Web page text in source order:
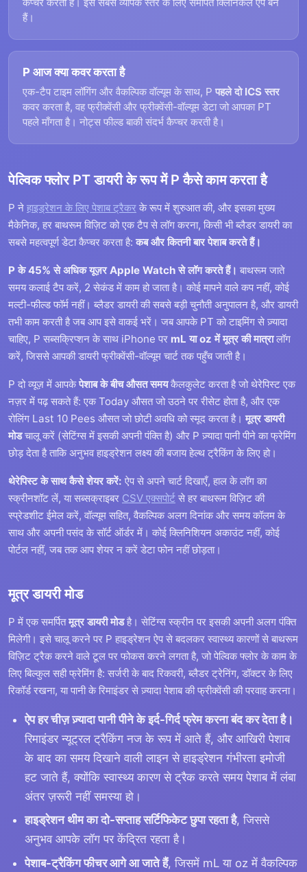
हैं।
P आज क्या कवर करता है
एक-टैप टाइम लॉगिंग और वैकल्पिक वॉल्यूम के साथ, P पहले दो ICS स्तर
कवर करता है, वह फ्रीक्वेंसी और फ्रीक्वेंसी-वॉल्यूम डेटा जो आपका PT
पहले माँगता है। नोट्स फील्ड बाकी संदर्भ कैप्चर करती है।
पेल्विक फ्लोर PT डायरी के रूप में P कैसे काम करता है
P ने हाइड्रेशन के लिए पेशाब ट्रैकर के रूप में शुरुआत की, और इसका मुख्य
मैकेनिक, हर बाथरूम विज़िट को एक टैप से लॉग करना, किसी भी ब्लैडर डायरी का
सबसे महत्वपूर्ण डेटा कैप्चर करता है: कब और कितनी बार पेशाब करते हैं।
P के 45% से अधिक यूज़र Apple Watch से लॉग करते हैं। बाथरूम जाते
समय कलाई टैप करें, 2 सेकंड में काम हो जाता है। कोई मापने वाले कप नहीं, कोई
मल्टी-फील्ड फॉर्म नहीं। ब्लैडर डायरी की सबसे बड़ी चुनौती अनुपालन है, और डायरी
तभी काम करती है जब आप इसे वाकई भरें। जब आपके PT को टाइमिंग से ज़्यादा
चाहिए, P सब्सक्रिप्शन के साथ iPhone पर mL या oz में मूत्र की मात्रालॉग
करें, जिससे आपकी डायरी फ्रीक्वेंसी-वॉल्यूम चार्ट तक पहुँच जाती है।
P दो व्यूज़ में आपकेपेशाब के बीच औसत समयकैलकुलेट करता है जो थेरेपिस्ट एक
नज़र में पढ़ सकते हैं: एक Today औसत जो उठने पर रीसेट होता है, और एक
रोलिंग Last 10 Pees औसत जो छोटी अवधि को स्मूद करता है। मूत्र डायरी
मोडचालू करें (सेटिंग्स में इसकी अपनी पंक्ति है) और P ज़्यादा पानी पीने का फ्रेमिंग
छोड़ देता है ताकि अनुभव हाइड्रेशन लक्ष्य की बजाय हेल्थ ट्रैकिंग के लिए हो।
थेरेपिस्ट के साथ कैसे शेयर करें: ऐप से अपने चार्ट दिखाएँ, हाल के लॉग का
स्क्रीनशॉट लें, या सब्सक्राइबर CSV एक्सपोर्ट से हर बाथरूम विज़िट की
स्प्रेडशीट ईमेल करें, वॉल्यूम सहित, वैकल्पिक अलग दिनांक और समय कॉलम के
साथ और अपनी पसंद के सॉर्ट ऑर्डर में। कोई क्लिनिशियन अकाउंट नहीं, कोई
पोर्टल नहीं, जब तक आप शेयर न करें डेटा फोन नहीं छोड़ता।
मूत्र डायरी मोड
P में एक समर्पितमूत्र डायरी मोडहै। सेटिंग्स स्क्रीन पर इसकी अपनी अलग पंक्ति
मिलेगी। इसे चालू करने पर P हाइड्रेशन ऐप से बदलकर स्वास्थ्य कारणों से बाथरूम
विज़िट ट्रैक करने वाले टूल पर फोकस करने लगता है, जो पेल्विक फ्लोर के काम के
लिए बिल्कुल सही फ्रेमिंग है: सर्जरी के बाद रिकवरी, ब्लैडर ट्रेनिंग, डॉक्टर के लिए
रिकॉर्ड रखना, या पानी के रिमाइंडर से ज़्यादा पेशाब की फ्रीक्वेंसी की परवाह करना।
ऐप हर चीज़ ज़्यादा पानी पीने के इर्द-गिर्द फ्रेम करना बंद कर देता है।
रिमाइंडर न्यूट्रल ट्रैकिंग नज के रूप में आते हैं, और आखिरी पेशाब
के बाद का समय दिखाने वाली लाइन से हाइड्रेशन गंभीरता इमोजी
हट जाते हैं, क्योंकि स्वास्थ्य कारण से ट्रैक करते समय पेशाब में लंबा
अंतर ज़रूरी नहीं समस्या हो।
हाइड्रेशन थीम का दो-सप्ताह सर्टिफिकेट छुपा रहता है, जिससे
अनुभव आपके लॉग पर केंद्रित रहता है।
पेशाब-ट्रैकिंग फीचर आगे आ जाते हैं, जिसमें mL या oz में वैकल्पिक